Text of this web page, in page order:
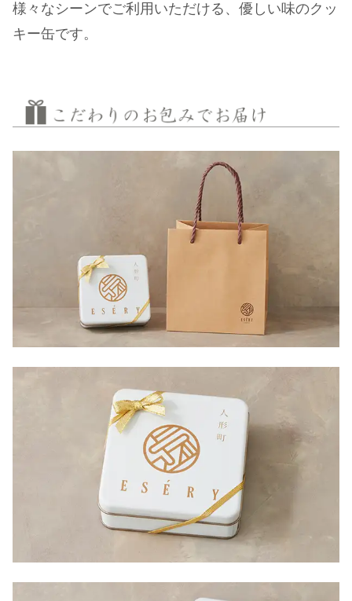
様々なシーンでご利用いただける、優しい味のクッ
キー缶です。